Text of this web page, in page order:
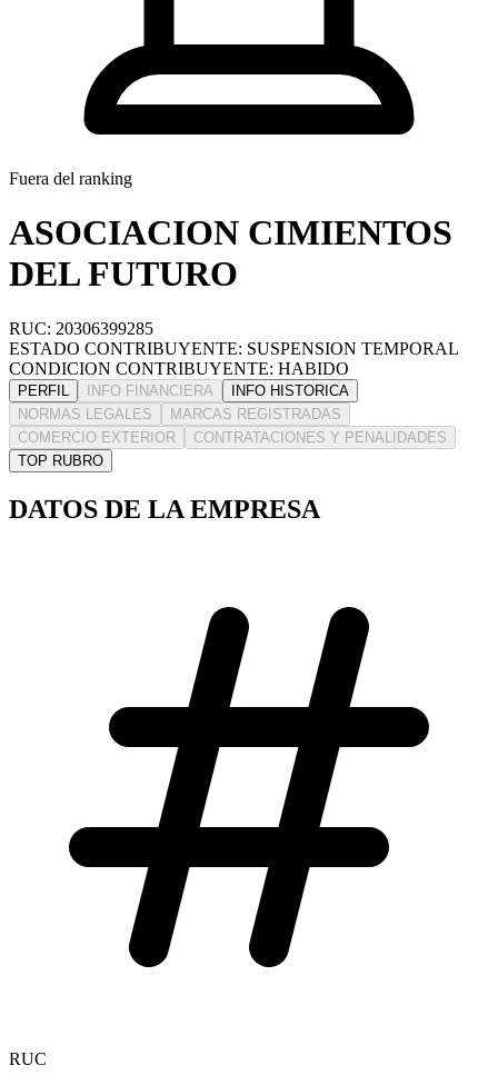
Fuera del ranking
ASOCIACION CIMIENTOS
DEL FUTURO
RUC: 20306399285
ESTADO CONTRIBUYENTE: SUSPENSION TEMPORAL
CONDICION CONTRIBUYENTE: HABIDO
PERFIL INFO FINANCIERA
INFO HISTORICA
NORMAS LEGALES
MARCAS REGISTRADAS
COMERCIO EXTERIOR
CONTRATACIONES Y PENALIDADES
TOP RUBRO
DATOS DE LA EMPRESA
RUC